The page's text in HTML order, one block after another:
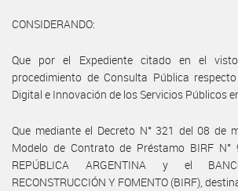
CONSIDERANDO:
Que por el Expediente citado en el
procedimiento de Consulta Pública
Digital e Innovación de los Servicios Públicos
Que mediante el Decreto N° 321 del 08 de
Modelo de Contrato de Préstamo BIRF
REPÚBLICA ARGENTINA y el
RECONSTRUCCIÓN Y FOMENTO (BIRF),